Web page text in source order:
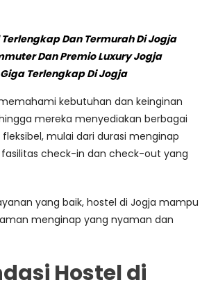
Dan Termurah Di Jogja
Dan Premio Luxury Jogja
Terlengkap Di Jogja
kebutuhan dan keinginan
mereka menyediakan berbagai
mulai dari durasi menginap
check-in dan check-out yang
yang baik, hostel di Jogja mampu
menginap yang nyaman dan
Hostel di